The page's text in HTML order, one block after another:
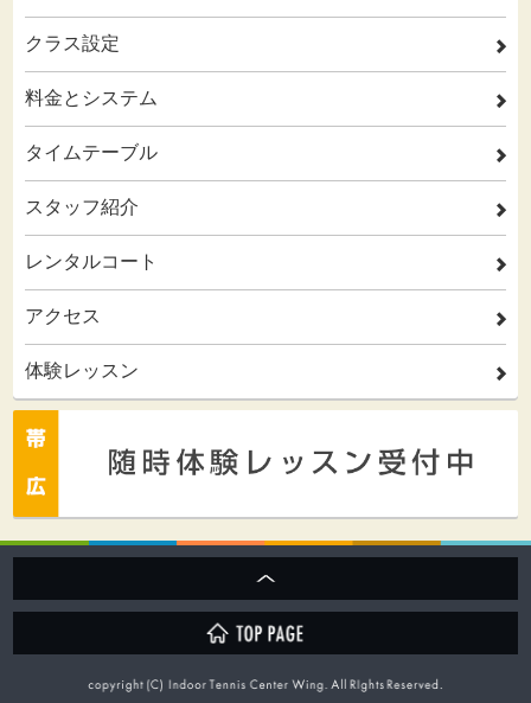
クラス設定 2
料金とシステム 2
タイムテーブル 2
スタッフ紹介 2
レンタルコート 2
アクセス 2
体験レッスン 2